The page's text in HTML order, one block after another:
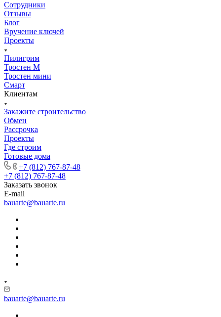
Сотрудники
Отзывы
Блог
Вручение ключей
Проекты
Пилигрим
Тростен М
Тростен мини
Смарт
Клиентам
Закажите строительство
Обмен
Рассрочка
Проекты
Где строим
Готовые дома
+7 (812) 767-87-48
+7 (812) 767-87-48
Заказать звонок
E-mail
bauarte@bauarte.ru
bauarte@bauarte.ru